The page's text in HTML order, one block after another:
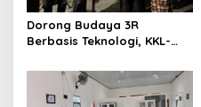
s
Dorong Budaya 3R
Berbasis Teknologi, KKL-
Kenalkan AI Barcode untuk
Edukasi Sampah